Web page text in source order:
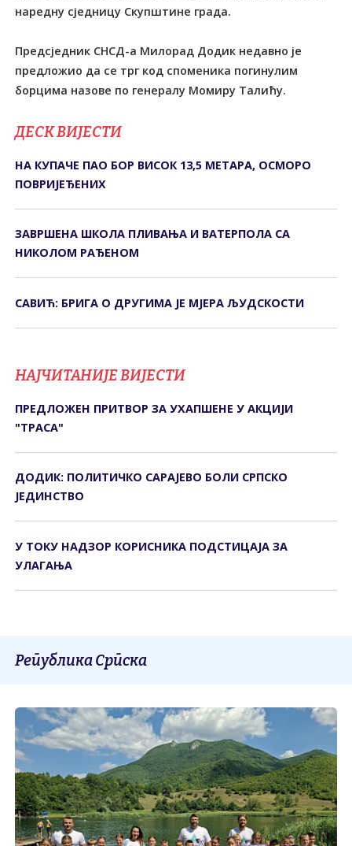
наредну сједницу Скупштине града.
Предсједник СНСД-а Милорад Додик недавно је
предложио да се трг код споменика погинулим
борцима назове по генералу Момиру Талићу.
ДЕСК ВИЈЕСТИ
НА КУПАЧЕ ПАО БОР ВИСОК 13,5 МЕТАРА, ОСМОРО
ПОВРИЈЕЂЕНИХ
ЗАВРШЕНА ШКОЛА ПЛИВАЊА И ВАТЕРПОЛА СА
НИКОЛОМ РАЂЕНОМ
САВИЋ: БРИГА О ДРУГИМА ЈЕ МЈЕРА ЉУДСКОСТИ
НАЈЧИТАНИЈЕ ВИЈЕСТИ
ПРЕДЛОЖЕН ПРИТВОР ЗА УХАПШЕНЕ У АКЦИЈИ
"ТРАСА"
ДОДИК: ПОЛИТИЧКО САРАЈЕВО БОЛИ СРПСКО
ЈЕДИНСТВО
У ТОКУ НАДЗОР КОРИСНИКА ПОДСТИЦАЈА ЗА
УЛАГАЊА
Република Српска